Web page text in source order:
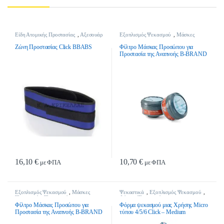
Είδη Ατομικής Προστασίας
Αξεσουάρ
Ζώνη Προστασίας Click BBABS
16,10€ με ΦΠΑ
Εξοπλισμός Ψεκασμού
Μάσκες
Φίλτρο Μάσκας Προσώπου για
Προστασία της Αναπνοής B-BRAND
10,70€ με ΦΠΑ
Εξοπλισμός Ψεκασμού , Μάσκες
Ψεκασμού
,Ψεκαστικά
Φίλτρο Μάσκας Προσώπου για
Προστασία της Αναπνοής B-BRAND
Ψεκαστικά ,Εξοπλισμός Ψεκασμού ,
Φόρμες Ψεκασμού
Φόρμα ψεκασμού μιας Χρήσης Micro
τύπου 4/5/6 Click – Medium